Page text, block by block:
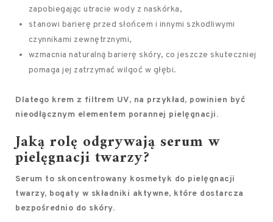
zapobiegając utracie wody z naskórka,
stanowi barierę przed słońcem i innymi szkodliwymi
czynnikami zewnętrznymi,
wzmacnia naturalną barierę skóry, co jeszcze skuteczniej
pomaga jej zatrzymać wilgoć w głębi.
Dlatego krem z filtrem UV, na przykład, powinien być
nieodłącznym elementem porannej pielęgnacji.
Jaką rolę odgrywają serum w
pielęgnacji twarzy?
Serum to skoncentrowany kosmetyk do pielęgnacji
twarzy, bogaty w składniki aktywne, które dostarcza
bezpośrednio do skóry.